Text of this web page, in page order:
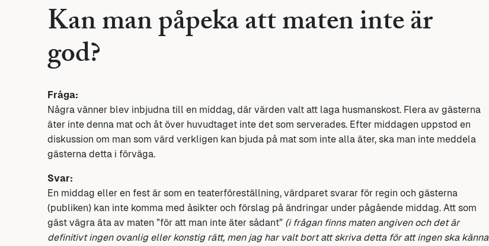
Kan man påpeka att maten inte är
god?
Fråga:
Några vänner blev inbjudna till en middag, där värden valt att laga husmanskost. Flera av gästerna
äter inte denna mat och åt över huvudtaget inte det som serverades. Efter middagen uppstod en
diskussion om man som värd verkligen kan bjuda på mat som inte alla äter, ska man inte meddela
gästerna detta i förväga.
Svar:
En middag eller en fest är som en teaterföreställning, värdparet svarar för regin och gästerna
(publiken) kan inte komma med åsikter och förslag på ändringar under pågående middag. Att som
gäst vägra äta av maten ”för att man inte äter sådant” (i frågan finns maten angiven och det är
definitivt ingen ovanlig eller konstig rätt, men jag har valt bort att skriva detta för att ingen ska känna